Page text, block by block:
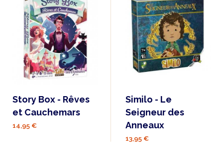
Story Box - Rêves
et Cauchemars
14,95 €
Similo - Le
Seigneur des
Anneaux
13,95 €